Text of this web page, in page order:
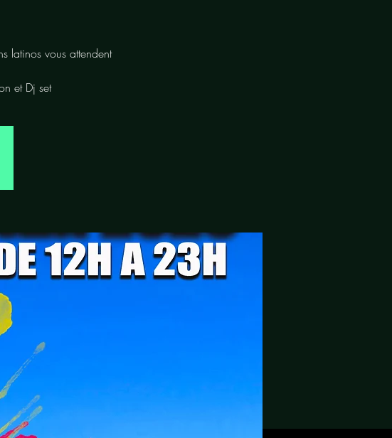
latinos vous attendent
Concert Mexicain , Cours de Salsa et Reggaeton et Dj set